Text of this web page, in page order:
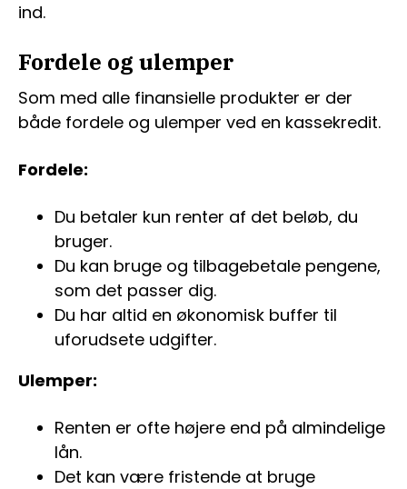
ind.
Fordele og ulemper
Som med alle finansielle produkter er der
både fordele og ulemper ved en kassekredit.
Fordele:
Du betaler kun renter af det beløb, du
bruger.
Du kan bruge og tilbagebetale pengene,
som det passer dig.
Du har altid en økonomisk buffer til
uforudsete udgifter.
Ulemper:
Renten er ofte højere end på almindelige
lån.
Det kan være fristende at bruge